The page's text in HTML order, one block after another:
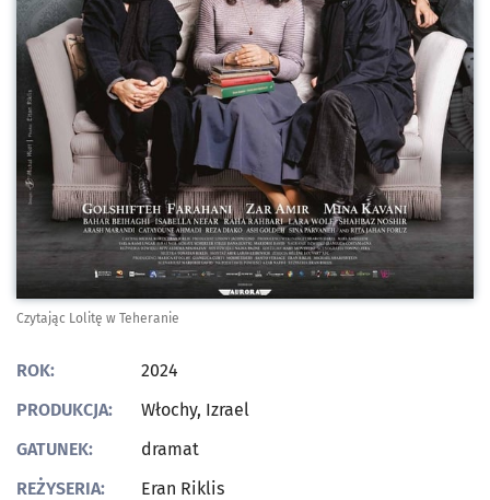
Czytając Lolitę w Teheranie
ROK:
2024
PRODUKCJA:
Włochy, Izrael
GATUNEK:
dramat
REŻYSERIA:
Eran Riklis